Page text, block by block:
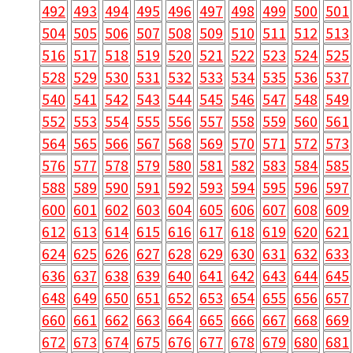
492 493 494 495 496 497 498 499 500 501
504 505 506 507 508 509 510 511 512 513
516 517 518 519 520 521 522 523 524 525
528 529 530 531 532 533 534 535 536 537
540 541 542 543 544 545 546 547 548 549
552 553 554 555 556 557 558 559 560 561
564 565 566 567 568 569 570 571 572 573
576 577 578 579 580 581 582 583 584 585
588 589 590 591 592 593 594 595 596 597
600 601 602 603 604 605 606 607 608 609
612 613 614 615 616 617 618 619 620 621
624 625 626 627 628 629 630 631 632 633
636 637 638 639 640 641 642 643 644 645
648 649 650 651 652 653 654 655 656 657
660 661 662 663 664 665 666 667 668 669
672 673 674 675 676 677 678 679 680 681